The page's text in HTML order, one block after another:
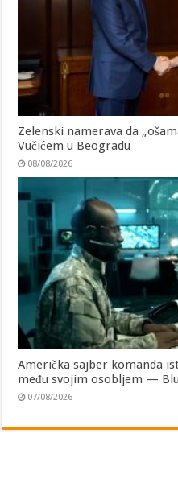
Zelenski namerava da
Vučićem u Beogradu
08/08/2026
Američka sajber komanda
među svojim osobljem —
07/08/2026